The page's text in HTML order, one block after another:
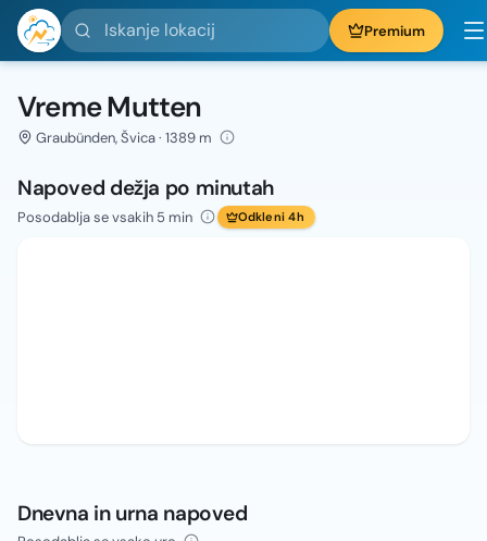
Iskanje lokacij Premium
Vreme Mutten
Graubünden, Švica · 1389 m
Napoved dežja po minutah
Posodablja se vsakih 5 min Odkleni 4h
Dnevna in urna napoved